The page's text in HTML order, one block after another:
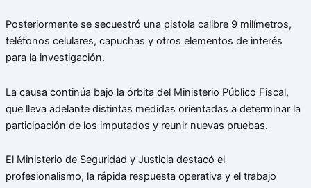
Posteriormente se secuestró una pistola calibre 9 milímetros,
teléfonos celulares, capuchas y otros elementos de interés
para la investigación.
La causa continúa bajo la órbita del Ministerio Público Fiscal,
que lleva adelante distintas medidas orientadas a determinar la
participación de los imputados y reunir nuevas pruebas.
El Ministerio de Seguridad y Justicia destacó el
profesionalismo, la rápida respuesta operativa y el trabajo